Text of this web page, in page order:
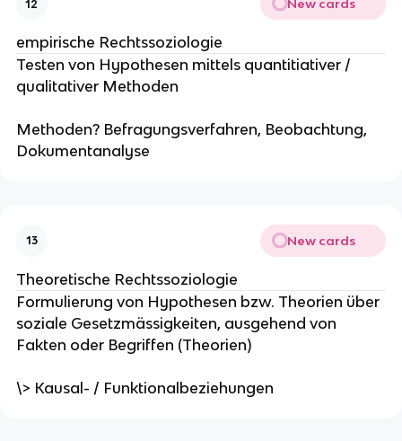
12 New cards
empirische Rechtssoziologie
Testen von Hypothesen mittels quantitiativer /
qualitativer Methoden
Methoden? Befragungsverfahren, Beobachtung,
Dokumentanalyse
13 New cards
Theoretische Rechtssoziologie
Formulierung von Hypothesen bzw. Theorien über
soziale Gesetzmässigkeiten, ausgehend von
Fakten oder Begriffen (Theorien)
\> Kausal- / Funktionalbeziehungen